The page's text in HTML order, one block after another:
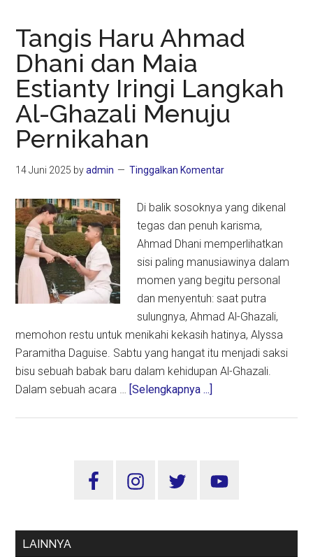
Tangis Haru Ahmad
Dhani dan Maia
Estianty Iringi Langkah
Al-Ghazali Menuju
Pernikahan
14 Juni 2025 byadmin Tinggalkan Komentar
Di balik sosoknya yang dikenal
tegas dan penuh karisma,
Ahmad Dhani memperlihatkan
sisi paling manusiawinya dalam
momen yang begitu personal
dan menyentuh: saat putra
sulungnya, Ahmad Al-Ghazali,
memohon restu untuk menikahi kekasih hatinya, Alyssa
Paramitha Daguise. Sabtu yang hangat itu menjadi saksi
bisu sebuah babak baru dalam kehidupan Al-Ghazali.
Dalam sebuah acara … [Selengkapnya ...]
dan
Iringi
Sidebar
LAINNYA